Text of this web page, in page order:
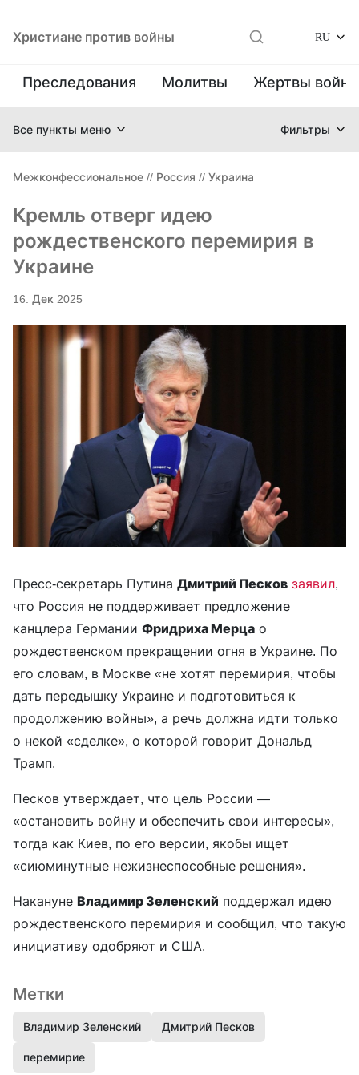
Христиане против войны RU
Преследования Молитвы Жертвы
Все пункты меню Фильтры
Межконфессиональное // Россия // Украина
Кремль отверг идею
рождественского перемирия в
Украине
16. Дек 2025
Пресс-секретарь Путина Дмитрий Песков заявил,
что Россия не поддерживает предложение
канцлера Германии Фридриха Мерца о
рождественском прекращении огня в Украине. По
его словам, в Москве «не хотят перемирия, чтобы
дать передышку Украине и подготовиться к
продолжению войны», а речь должна идти только
о некой «сделке», о которой говорит Дональд
Трамп.
Песков утверждает, что цель России —
«остановить войну и обеспечить свои интересы»,
тогда как Киев, по его версии, якобы ищет
«сиюминутные нежизнеспособные решения».
Накануне Владимир Зеленский поддержал идею
рождественского перемирия и сообщил, что такую
инициативу одобряют и США.
Метки
Владимир Зеленский Дмитрий Песков
перемирие